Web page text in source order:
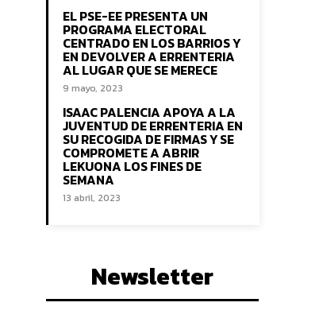
EL PSE-EE PRESENTA UN
PROGRAMA ELECTORAL
CENTRADO EN LOS BARRIOS Y
EN DEVOLVER A ERRENTERIA
AL LUGAR QUE SE MERECE
9 mayo, 2023
ISAAC PALENCIA APOYA A LA
JUVENTUD DE ERRENTERIA EN
SU RECOGIDA DE FIRMAS Y SE
COMPROMETE A ABRIR
LEKUONA LOS FINES DE
SEMANA
13 abril, 2023
Newsletter